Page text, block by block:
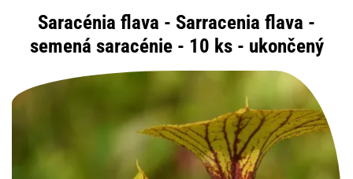
Saracénia flava - Sarracenia flava -
semená saracénie - 10 ks - ukončený